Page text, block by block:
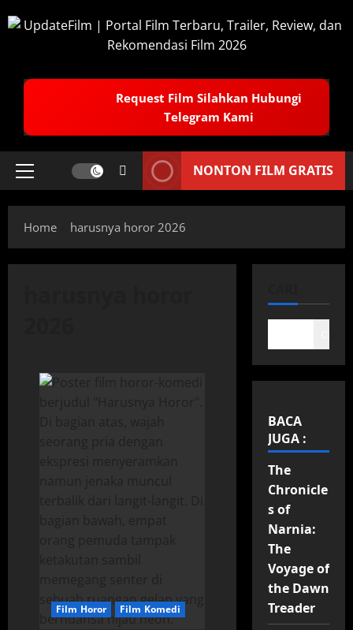
to
Request Film Silahkan Hubungi
Telegram Kami
Primary
NONTON FILM GRATIS
Home harusnya horor 2026
Film Horor Film Komedi
BACA
JUGA :
The
Chronicle
s of
Narnia:
The
Voyage of
the Dawn
Treader